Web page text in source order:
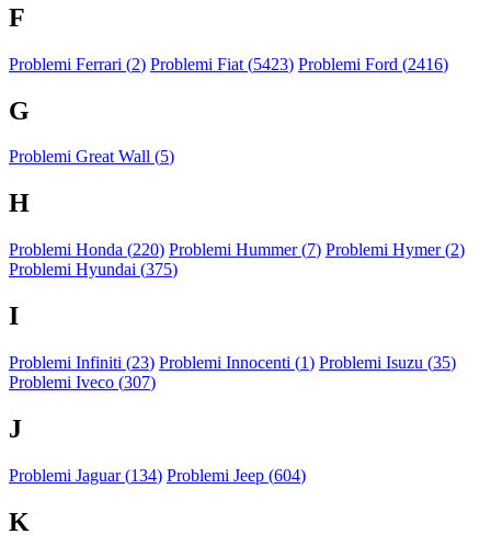
F
Problemi Ferrari (2) Problemi Fiat (5423) Problemi Ford (2416)
G
Problemi Great Wall (5)
H
Problemi Honda (220) Problemi Hummer (7) Problemi Hymer (2)
Problemi Hyundai (375)
I
Problemi Infiniti (23) Problemi Innocenti (1) Problemi Isuzu (35)
Problemi Iveco (307)
J
Problemi Jaguar (134) Problemi Jeep (604)
K